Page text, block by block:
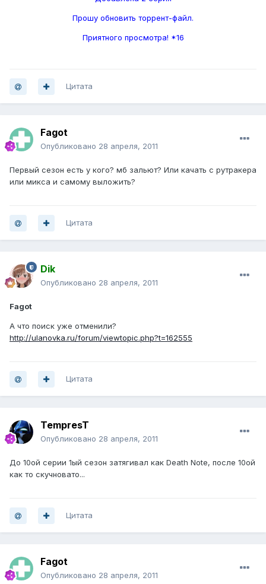
Прошу обновить торрент-файл.
Приятного просмотра! *16
Цитата
Fagot
Опубликовано 28 апреля, 2011
Первый сезон есть у кого? мб зальют? Или качать с рутракера
или микса и самому выложить?
Цитата
Dik
Опубликовано 28 апреля, 2011
Fagot
А что поиск уже отменили?
http://ulanovka.ru/forum/viewtopic.php?t=162555
Цитата
TempresT
Опубликовано 28 апреля, 2011
До 10ой серии 1ый сезон затягивал как Death Note, после 10ой
как то скучновато...
Цитата
Fagot
Опубликовано 28 апреля, 2011